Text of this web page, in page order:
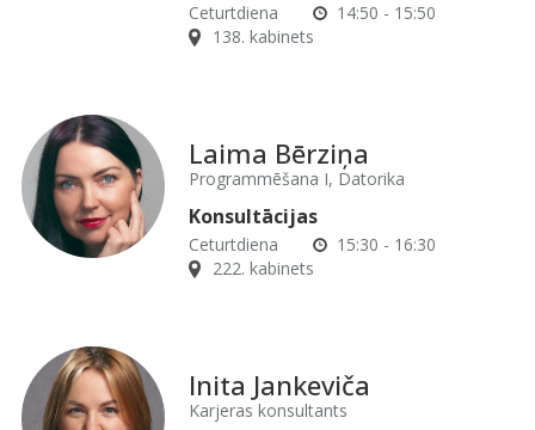
Ceturtdiena
14:50 - 15:50
138. kabinets
Laima Bērziņa
Programmēšana I, Datorika
Konsultācijas
Ceturtdiena
15:30 - 16:30
222. kabinets
Inita Jankeviča
Karjeras konsultants